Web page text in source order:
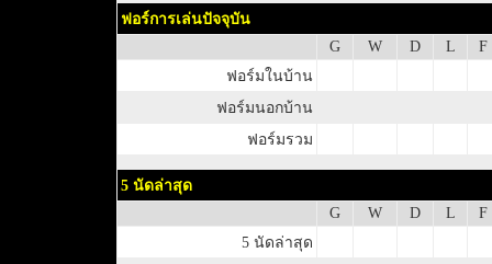
ฟอร์การเล่นปัจจุบัน
G
W D L
F
ฟอร์มในบ้าน
ฟอร์มนอกบ้าน
ฟอร์มรวม
5 นัดล่าสุด
G
W D L
F
5 นัดล่าสุด